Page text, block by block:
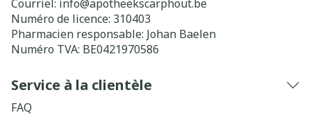
Courriel: info@apotheekscarphout.be
Numéro de licence: 310403
Pharmacien responsable: Johan Baelen
Numéro TVA: BE0421970586
Service à la clientèle
FAQ